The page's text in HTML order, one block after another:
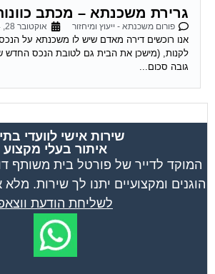
גרירת משכנתא – מכתב
פורום משכנתא - ייעוץ ומיחזור אוקטובר 28, 2004
אנו רוכשים דירה מאדם שיש לו משכנתא על הנכס
לקנות, (מישכן את הבית גם לטובת הנכס החדש
גובה סכום...
שירות אישי לוועדי
איתור בעלי מקצוע
המוקד לדייר של פורטל בית משותף
הוגנים ומקצועיים יתנו לך שירות.
לשליחת הודעת